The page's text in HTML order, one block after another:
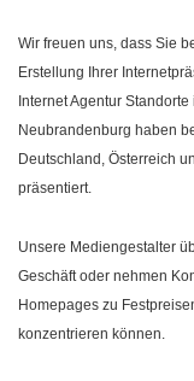
Wir freuen uns, dass Sie
Erstellung Ihrer
Internet Agentur
Neubrandenburg haben
Deutschland, Österreich
präsentiert.
Unsere Mediengestalter
Geschäft oder nehmen
Homepages zu
konzentrieren können.